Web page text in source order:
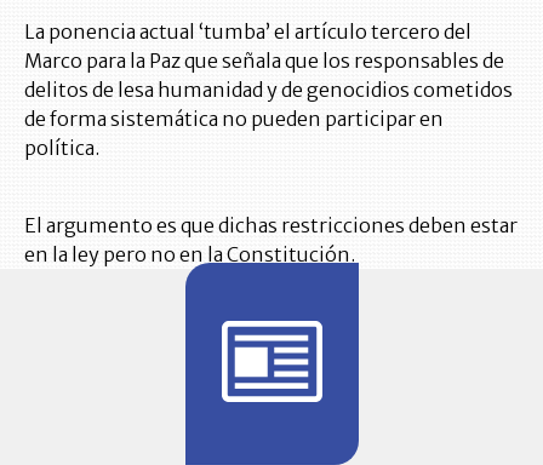
La ponencia actual ‘tumba’ el artículo tercero del
Marco para la Paz que señala que los responsables de
delitos de lesa humanidad y de genocidios cometidos
de forma sistemática no pueden participar en
política.
El argumento es que dichas restricciones deben estar
en la ley pero no en la Constitución.